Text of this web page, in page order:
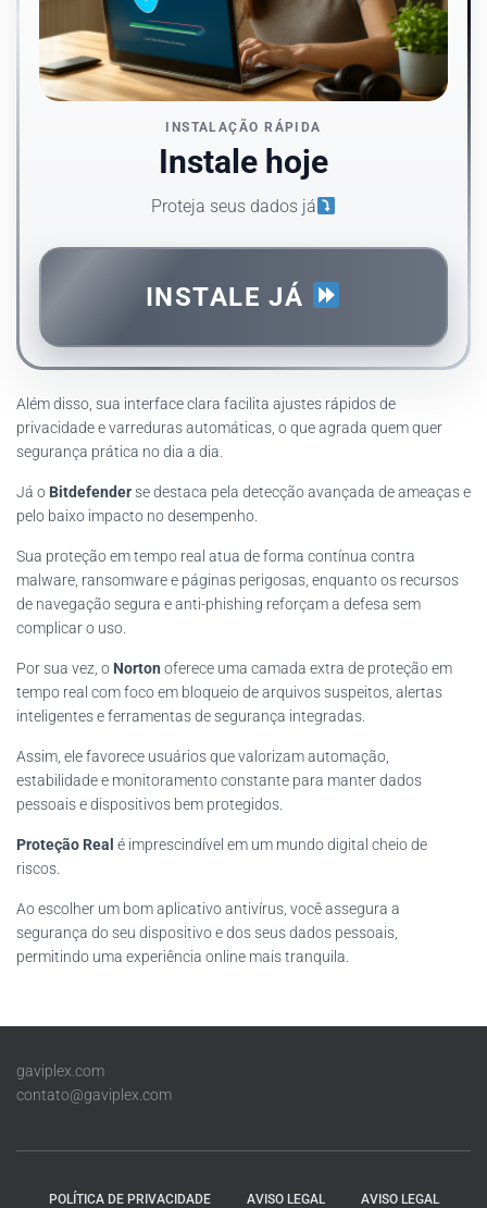
INSTALAÇÃO RÁPIDA
Instale hoje
Proteja seus dados já
INSTALE JÁ
Além disso, sua interface clara facilita ajustes rápidos de
privacidade e varreduras automáticas, o que agrada quem quer
segurança prática no dia a dia.
Já o Bitdefenderse destaca pela detecção avançada de ameaças e
pelo baixo impacto no desempenho.
Sua proteção em tempo real atua de forma contínua contra
malware, ransomware e páginas perigosas, enquanto os recursos
de navegação segura e anti-phishing reforçam a defesa sem
complicar o uso.
Por sua vez, o Norton oferece uma camada extra de proteção em
tempo real com foco em bloqueio de arquivos suspeitos, alertas
inteligentes e ferramentas de segurança integradas.
Assim, ele favorece usuários que valorizam automação,
estabilidade e monitoramento constante para manter dados
pessoais e dispositivos bem protegidos.
Proteção Real é imprescindível em um mundo digital cheio de
riscos.
Ao escolher um bom aplicativo antivírus, você assegura a
segurança do seu dispositivo e dos seus dados pessoais,
permitindo uma experiência online mais tranquila.
gaviplex.com
contato@gaviplex.com
POLÍTICA DE PRIVACIDADE AVISO LEGAL AVISO LEGAL